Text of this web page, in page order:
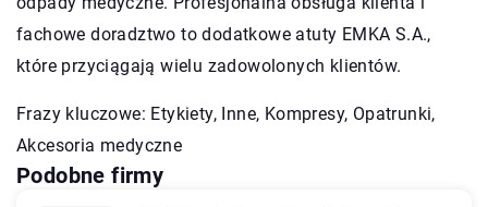
fachowe doradztwo to dodatkowe atuty EMKA S.A.,
które przyciągają wielu zadowolonych klientów.
Frazy kluczowe: Etykiety, Inne, Kompresy, Opatrunki,
Akcesoria medyczne
Podobne firmy